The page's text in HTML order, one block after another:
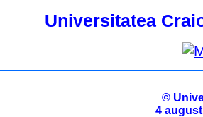
Universitatea
©
4